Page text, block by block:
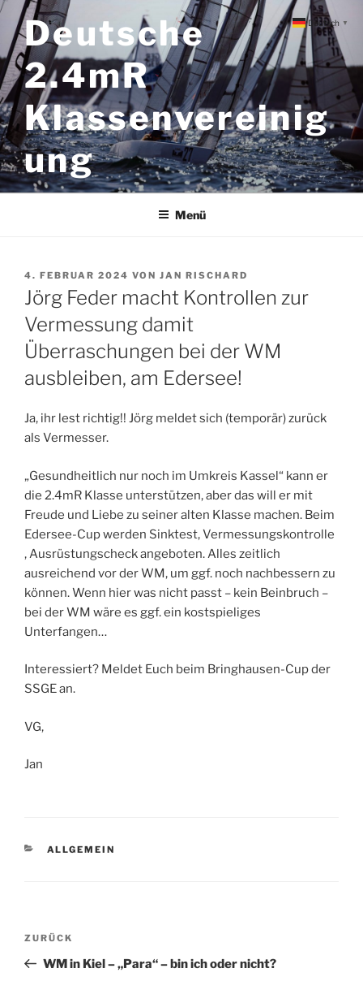
Zum
Inhalt
springenDeutsche
2.4mR
Klassenvereinig
ung
Menü
VERÖFFENTLICHT
AM
4. FEBRUAR 2024 VON JAN RISCHARD
Jörg Feder macht Kontrollen zur
Vermessung damit
Überraschungen bei der WM
ausbleiben, am Edersee!
Ja, ihr lest richtig!! Jörg meldet sich (temporär) zurück
als Vermesser.
„Gesundheitlich nur noch im Umkreis Kassel“ kann er
die 2.4mR Klasse unterstützen, aber das will er mit
Freude und Liebe zu seiner alten Klasse machen. Beim
Edersee-Cup werden Sinktest, Vermessungskontrolle
, Ausrüstungscheck angeboten. Alles zeitlich
ausreichend vor der WM, um ggf. noch nachbessern zu
können. Wenn hier was nicht passt – kein Beinbruch –
bei der WM wäre es ggf. ein kostspieliges
Unterfangen…
Interessiert? Meldet Euch beim Bringhausen-Cup der
SSGE an.
VG,
Jan
KATEGORIEN
ALLGEMEIN
Beitragsnavigation
Vorheriger
Beitrag
ZURÜCK
WM in Kiel – „Para“ – bin ich oder nicht?
Deutsch ▼